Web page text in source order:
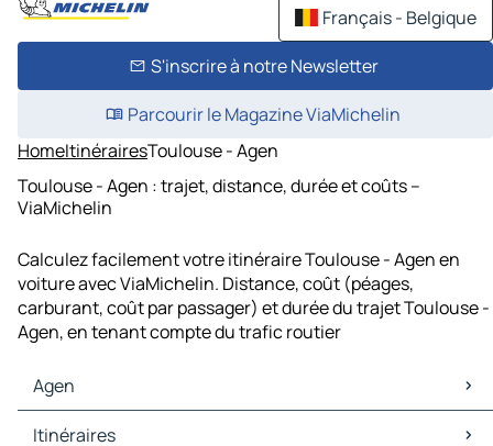
Français - Belgique
S'inscrire à notre Newsletter
Parcourir le Magazine ViaMichelin
HomeItinérairesToulouse - Agen
Toulouse - Agen : trajet, distance, durée et coûts –
ViaMichelin
Calculez facilement votre itinéraire Toulouse - Agen en
voiture avec ViaMichelin. Distance, coût (péages,
carburant, coût par passager) et durée du trajet Toulouse -
Agen, en tenant compte du trafic routier
Agen
Agen Cartes et plans
Itinéraires